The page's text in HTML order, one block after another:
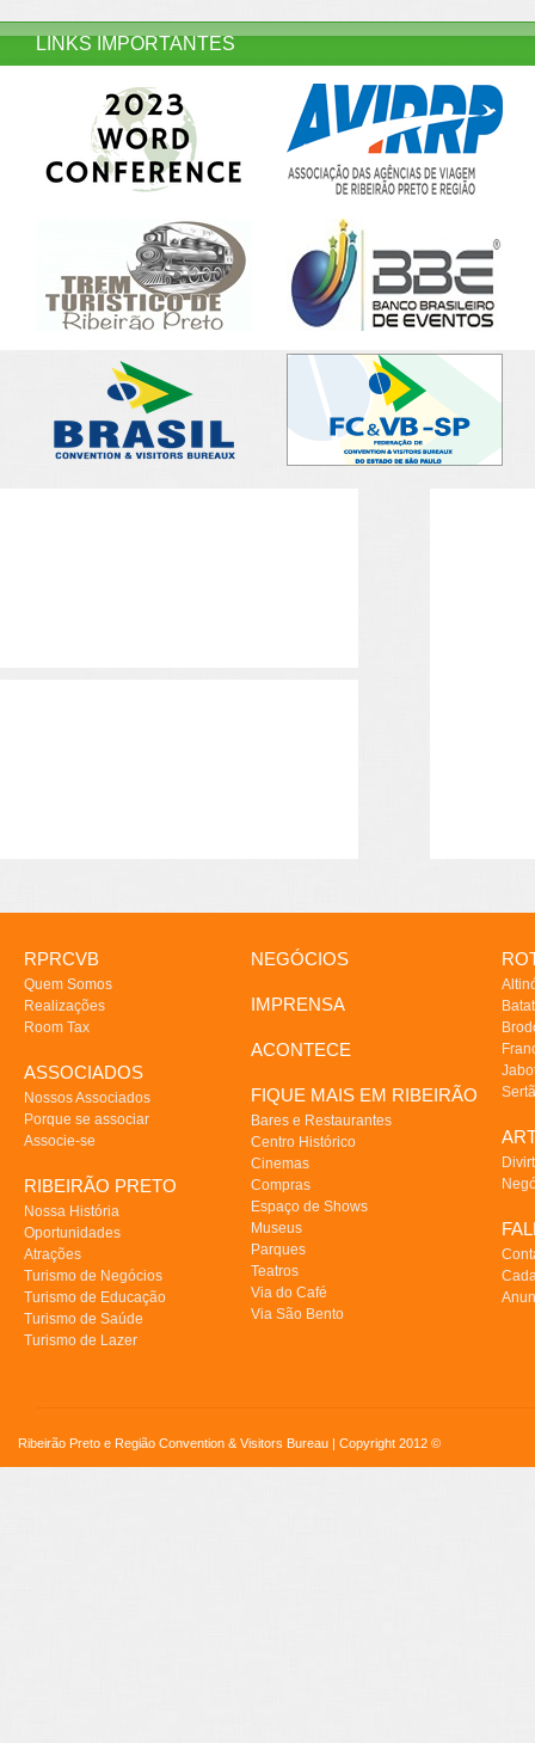
LINKS IMPORTANTES
RPRCVB
Quem Somos
Realizações
Room Tax
ASSOCIADOS
Nossos Associados
Porque se associar
Associe-se
RIBEIRÃO PRETO
Nossa História
Oportunidades
Atrações
Turismo de Negócios
Turismo de Educação
Turismo de Saúde
Turismo de Lazer
NEGÓCIOS
IMPRENSA
ACONTECE
FIQUE MAIS EM RIBEIRÃO
Bares e Restaurantes
Centro Histórico
Cinemas
Compras
Espaço de Shows
Museus
Parques
Teatros
Via do Café
Via São Bento
Ribeirão Preto e Região Convention & Visitors Bureau | Copyright 2012 ©